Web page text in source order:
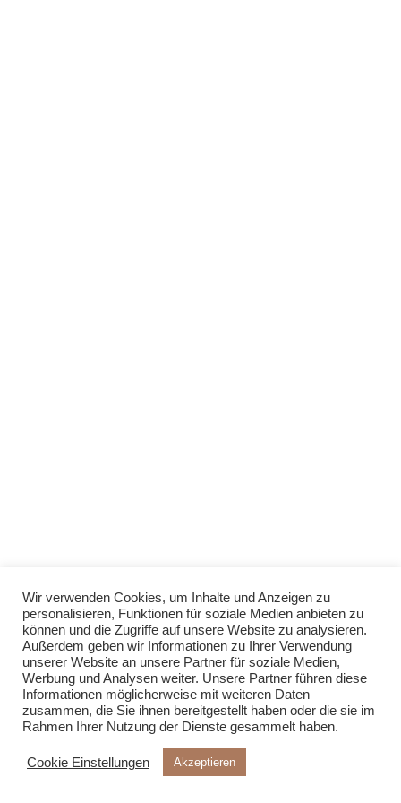
Wir verwenden Cookies, um Inhalte und Anzeigen zu
personalisieren, Funktionen für soziale Medien anbieten zu
können und die Zugriffe auf unsere Website zu analysieren.
Außerdem geben wir Informationen zu Ihrer Verwendung
unserer Website an unsere Partner für soziale Medien,
Werbung und Analysen weiter. Unsere Partner führen diese
Informationen möglicherweise mit weiteren Daten
zusammen, die Sie ihnen bereitgestellt haben oder die sie im
Rahmen Ihrer Nutzung der Dienste gesammelt haben.
Cookie Einstellungen Akzeptieren